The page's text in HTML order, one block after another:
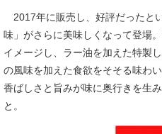
2017年に販売し、好評だったと
味」がさらに美味しくなって登場
イメージし、ラー油を加えた特製
の風味を加えた食欲をそそる味わ
香ばしさと旨みが味に奥行きを生
と。